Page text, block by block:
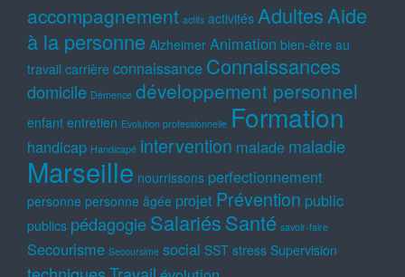
accompagnement actifs activités AdultesAide
à la personne Alzheimer Animation bien-être au
travail carrière connaissance Connaissances
domicile Démence développement personnel
enfant entretien Evolution professionnelle Formation
handicap Handicapé intervention malade maladie
Marseille nourrissons perfectionnement
personne personne âgée projet Prévention public
publics pédagogieSalariésSanté savoir-faire
Secourisme Secoursime social SST stress Supervision